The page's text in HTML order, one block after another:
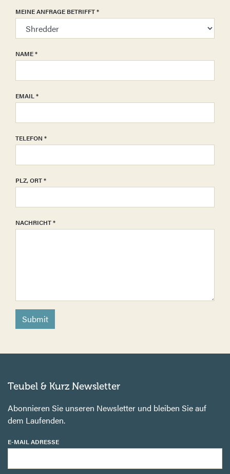
MEINE ANFRAGE BETRIFFT*
NAME*
EMAIL*
TELEFON *
PLZ, ORT*
NACHRICHT*
Submit
Teubel & Kurz Newsletter
Abonnieren Sie unseren Newsletter und bleiben Sie auf
dem Laufenden.
E-MAIL ADRESSE